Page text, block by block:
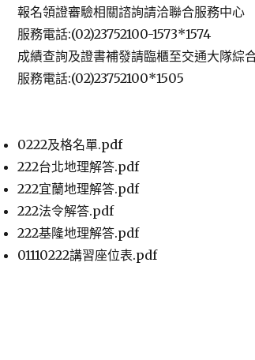
報名領證審驗相關諮詢請洽聯合服務中心
服務電話:(02)23752100-1573*1574
成績查詢及證書補發請臨櫃至交通大隊綜
服務電話:(02)23752100*1505
0222及格名單.pdf
222台北地理解答.pdf
222宜蘭地理解答.pdf
222法令解答.pdf
222基隆地理解答.pdf
01110222講習座位表.pdf